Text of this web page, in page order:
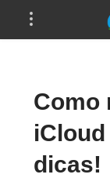
Como
dicas!